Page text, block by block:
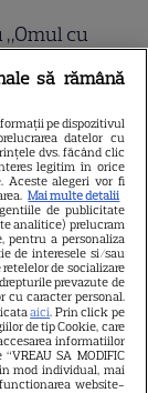
„Omul cu
devin
posac”,
inspirată
The New
în
7 august
să rămână
pe dispozitivul
datelor cu
dvs. făcând clic
legitim în orice
Aceste alegeri vor fi
Mai multe detalii
de publicitate
analitice) prelucram
pentru a personaliza
de interesele si/sau
de socializare
prevazute de
cu caracter personal.
aici. Prin click pe
de tip Cookie, care
informatiilor
SA MODIFIC
mod individual, mai
website-